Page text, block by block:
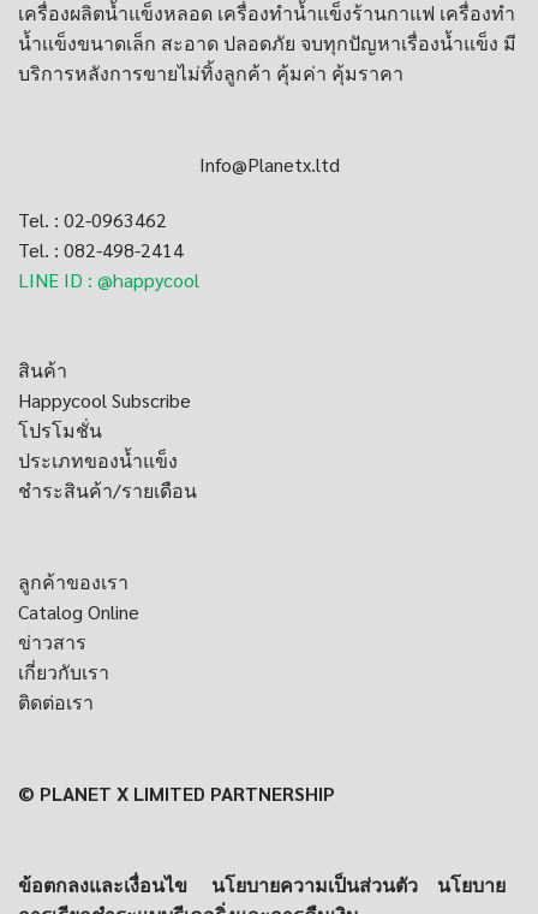
เครื่องผลิตน้ำแข็งหลอด เครื่องทําน้ำแข็งร้านกาแฟ เครื่องทำ
น้ำเเข็งขนาดเล็ก สะอาด ปลอดภัย จบทุกปัญหาเรื่องน้ำแข็ง มี
บริการหลังการขายไม่ทิ้งลูกค้า คุ้มค่า คุ้มราคา
Info@Planetx.ltd
Tel. : 02-0963462
Tel. : 082-498-2414
LINE ID : @happycool
สินค้า
Happycool Subscribe
โปรโมชั่น
ประเภทของน้ำแข็ง
ชำระสินค้า/รายเดือน
ลูกค้าของเรา
Catalog Online
ข่าวสาร
เกี่ยวกับเรา
ติดต่อเรา
© PLANET X LIMITED PARTNERSHIP
ข้อตกลงและเงื่อนไข นโยบายความเป็นส่วนตัว
นโยบาย